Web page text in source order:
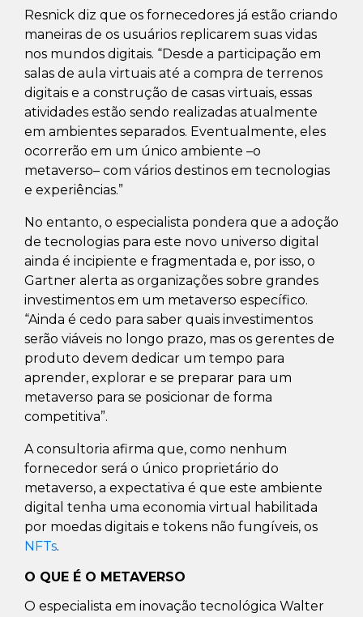
Resnick diz que os fornecedores já estão criando
maneiras de os usuários replicarem suas vidas
nos mundos digitais. “Desde a participação em
salas de aula virtuais até a compra de terrenos
digitais e a construção de casas virtuais, essas
atividades estão sendo realizadas atualmente
em ambientes separados. Eventualmente, eles
ocorrerão em um único ambiente –o
metaverso– com vários destinos em tecnologias
e experiências.”
No entanto, o especialista pondera que a adoção
de tecnologias para este novo universo digital
ainda é incipiente e fragmentada e, por isso, o
Gartner alerta as organizações sobre grandes
investimentos em um metaverso específico.
“Ainda é cedo para saber quais investimentos
serão viáveis no longo prazo, mas os gerentes de
produto devem dedicar um tempo para
aprender, explorar e se preparar para um
metaverso para se posicionar de forma
competitiva”.
A consultoria afirma que, como nenhum
fornecedor será o único proprietário do
metaverso, a expectativa é que este ambiente
digital tenha uma economia virtual habilitada
por moedas digitais e tokens não fungíveis, os
NFTs.
O QUE É O METAVERSO
O especialista em inovação tecnológica Walter